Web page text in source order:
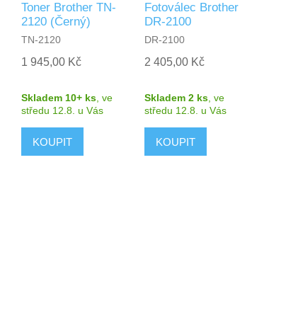
Toner Brother TN-
2120 (Černý)
TN-2120
1 945,00 Kč
Skladem 10+ ks,ve
středu 12.8. u Vás
Fotoválec Brother
DR-2100
DR-2100
2 405,00 Kč
Skladem 2 ks,ve
středu 12.8. u Vás